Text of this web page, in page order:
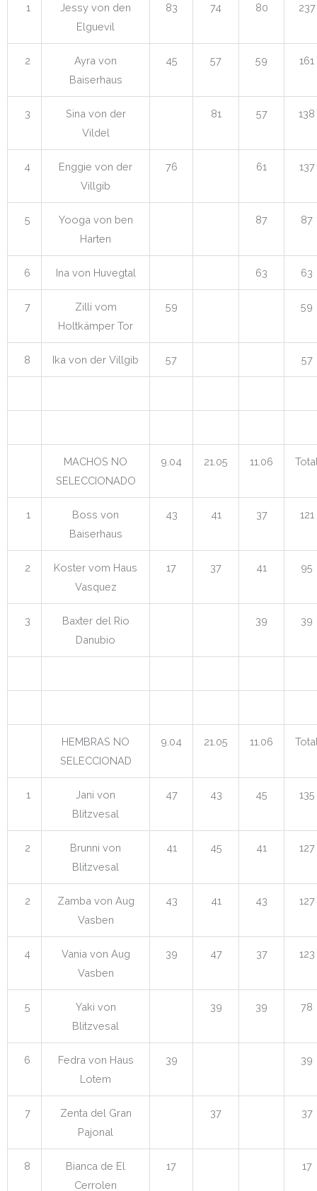
1
Jessy von den
Elguevil
83 74 80 237
2
Ayra von
Baiserhaus
45 57 59 161
3
Sina von der
Vildel
81 57 138
4
Enggie von der
Villgib
76 61 137
5
Yooga von ben
Harten
87 87
6 Ina von Huvegtal 63 63
7
Zilli vom
Holtkämper Tor
59 59
8 Ika von der Villgib 57 57
MACHOS NO
SELECCIONADO
9.04 21.05 11.06
1
Boss von
Baiserhaus
43 41 37 121
2
Koster vom Haus
Vasquez
17 37 41 95
3
Baxter del Rio
Danubio
39 39
HEMBRAS NO
SELECCIONAD
9.04 21.05 11.06
1
Jani von
Blitzvesal
47 43 45 135
2
Brunni von
Blitzvesal
41 45 41 127
2
Zamba von Aug
Vasben
43 41 43 127
4
Vania von Aug
Vasben
39 47 37 123
5
Yaki von
Blitzvesal
39 39 78
6
Fedra von Haus
Lotem
39 39
7
Zenta del Gran
Pajonal
37 37
8
Bianca de El
Cerrolen
17 17